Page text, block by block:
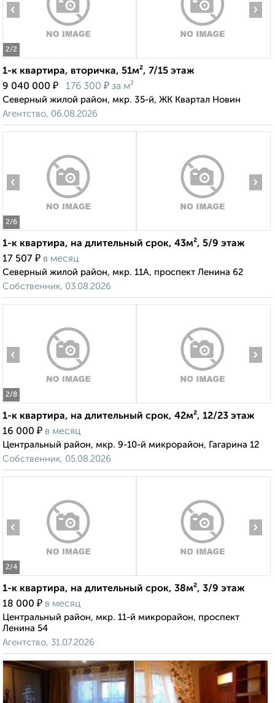
2/2
‹ ›
1-к квартира, вторичка, 51м², 7/15 этаж
9 040 000 ₽ 176 300 ₽ за м²
Северный жилой район, мкр. 35-й, ЖК Квартал Новин
Агентство, 06.08.2026
2/6
‹ ›
1-к квартира, на длительный срок, 43м², 5/9 этаж
17 507 ₽ в месяц
Северный жилой район, мкр. 11А, проспект Ленина 62
Собственник, 03.08.2026
2/8
‹ ›
1-к квартира, на длительный срок, 42м², 12/23 этаж
16 000 ₽ в месяц
Центральный район, мкр. 9-10-й микрорайон, Гагарина 12
Собственник, 05.08.2026
2/4
‹ ›
1-к квартира, на длительный срок, 38м², 3/9 этаж
18 000 ₽ в месяц
Центральный район, мкр. 11-й микрорайон, проспект
Ленина 54
Агентство, 31.07.2026